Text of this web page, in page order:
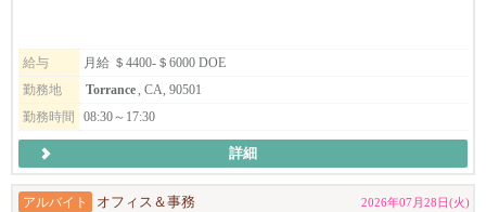
【働き方・魅力】
・リモートワーク中心（NY・ダラス拠点とのハイブリッドも可）
・フレキシブルな勤務時間（パートタイム）
・将来的なフルタイム登用も視野に入れています
給与
月給 ＄4400-＄6000 DOE
勤務地
Torrance, CA, 90501
勤務時間
08:30～17:30
詳細
アルバイト オフィス＆事務 2026年07月28日(火)